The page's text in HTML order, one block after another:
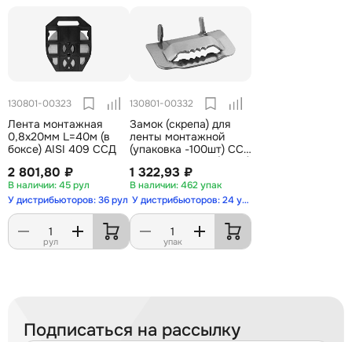
130801-00323
Лента монтажная
0,8х20мм L=40м (в
боксе) AISI 409 ССД
2 801,80 ₽
45 рул
У дистрибьюторов: 36 рул
рул
130801-00332
Замок (скрепа) для
ленты монтажной
(упаковка -100шт) ССД
бугель НС-20-Т (NB20)
1 322,93 ₽
462 упак
У дистрибьюторов: 24 упак
упак
Подписаться на рассылку